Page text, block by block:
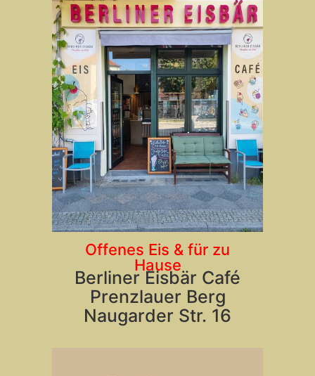
Offenes Eis & für zu
Hause
Berliner Eisbär Café
Prenzlauer Berg
Naugarder Str. 16